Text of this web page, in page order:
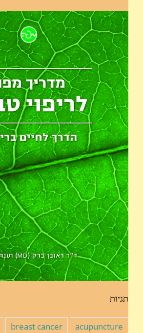
תגיות
acupuncture
breast cancer